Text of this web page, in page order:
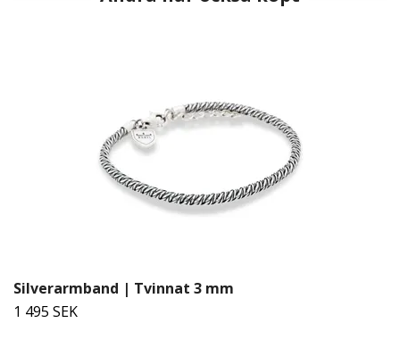
Silverarmband | Tvinnat 3 mm
1 495 SEK